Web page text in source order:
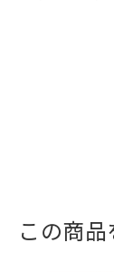
この商